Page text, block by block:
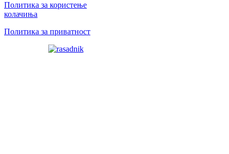
Политика за користење
колачиња
Политика за приватност